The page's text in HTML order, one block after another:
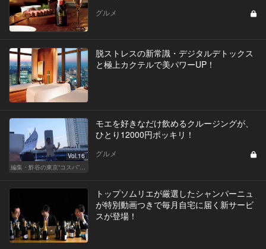
グルメ
脱ストレスの新常識・デジタルデトックス
と極上カクテルで美パワーUP！
Vol.16
編集・鮓谷の東京“コスパ”カレンダー
モエを好きなだけ飲めるクルージングが、
ひとり12000円ポッキリ！
グルメ
トップソムリエが厳選したシャンパーニュ
が特別動画つきで毎月自宅に届く新サービ
スが登場！